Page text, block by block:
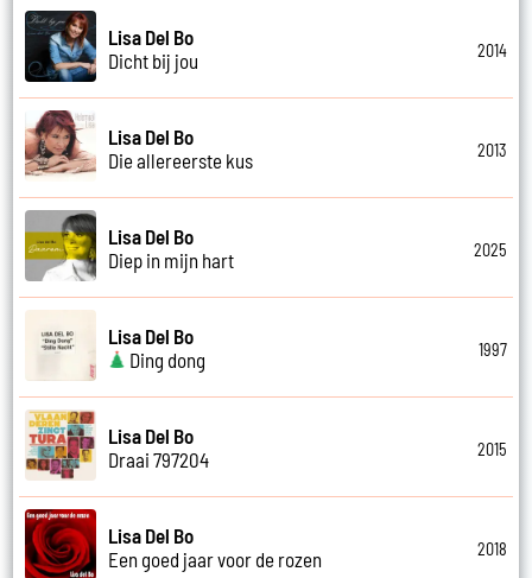
Lisa Del Bo
Dicht bij jou
2014
Lisa Del Bo
Die allereerste kus
2013
Lisa Del Bo
Diep in mijn hart
2025
Lisa Del Bo
Ding dong
1997
Lisa Del Bo
Draai 797204
2015
Lisa Del Bo
Een goed jaar voor de rozen
2018